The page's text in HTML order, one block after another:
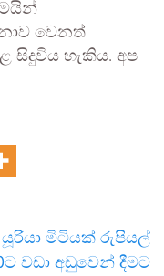
වෙනත්
සිදුවිය හැකිය. අප
යූරියා මිටියක් රුපියල්
වඩා අඩුවෙන් දීමට